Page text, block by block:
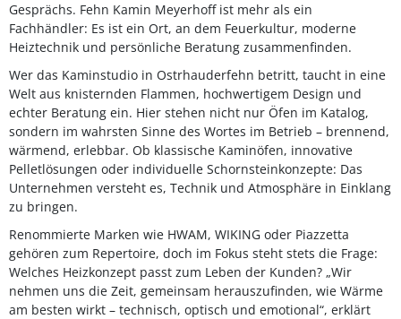
Gesprächs. Fehn Kamin Meyerhoff ist mehr als ein
Fachhändler: Es ist ein Ort, an dem Feuerkultur, moderne
Heiztechnik und persönliche Beratung zusammenfinden.
Wer das Kaminstudio in Ostrhauderfehn betritt, taucht in eine
Welt aus knisternden Flammen, hochwertigem Design und
echter Beratung ein. Hier stehen nicht nur Öfen im Katalog,
sondern im wahrsten Sinne des Wortes im Betrieb – brennend,
wärmend, erlebbar. Ob klassische Kaminöfen, innovative
Pelletlösungen oder individuelle Schornsteinkonzepte: Das
Unternehmen versteht es, Technik und Atmosphäre in Einklang
zu bringen.
Renommierte Marken wie HWAM, WIKING oder Piazzetta
gehören zum Repertoire, doch im Fokus steht stets die Frage:
Welches Heizkonzept passt zum Leben der Kunden? „Wir
nehmen uns die Zeit, gemeinsam herauszufinden, wie Wärme
am besten wirkt – technisch, optisch und emotional“, erklärt